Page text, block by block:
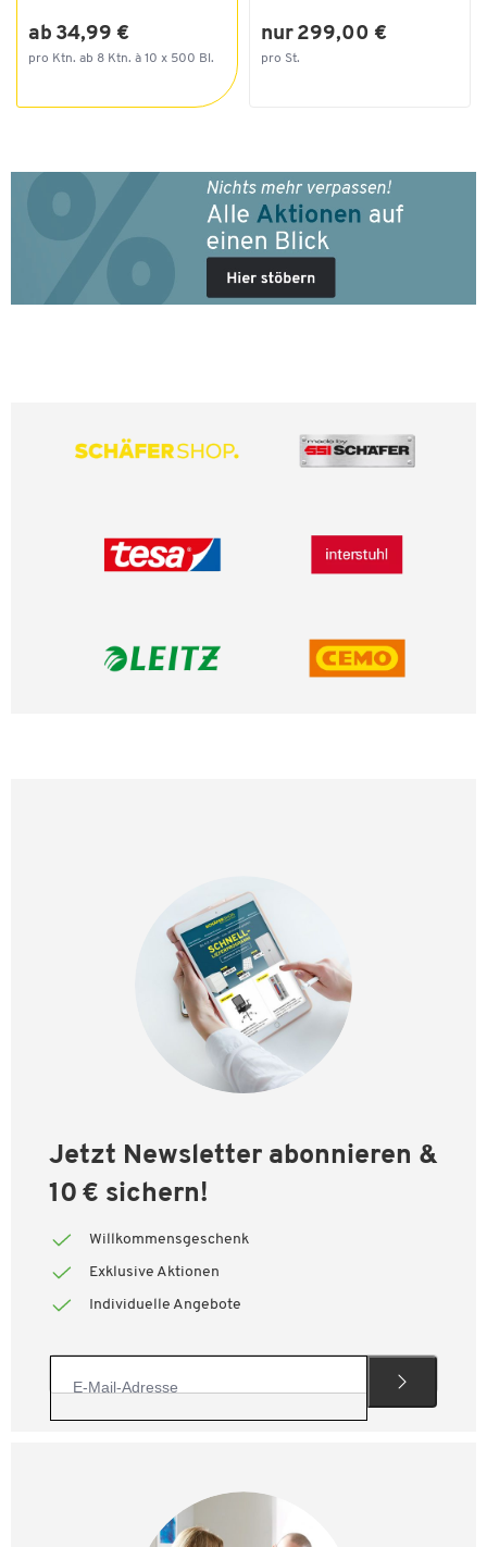
ab 34,99 €
pro Ktn. ab 8 Ktn. à 10 x 500 Bl.
nur 299,00 €
pro St.
Jetzt Newsletter abonnieren &
10 € sichern!
Willkommensgeschenk
Exklusive Aktionen
Individuelle Angebote